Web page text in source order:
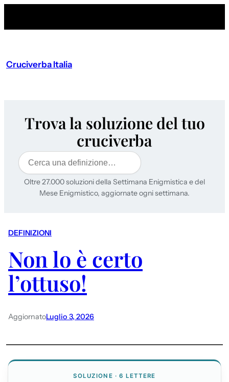
Cruciverba Italia
Trova la soluzione del tuo
cruciverba
Cerca
Oltre 27.000 soluzioni della Settimana Enigmistica e del
Mese Enigmistico, aggiornate ogni settimana.
DEFINIZIONI
Non lo è certo
l’ottuso!
AggiornatoLuglio 3, 2026
SOLUZIONE · 6 LETTERE